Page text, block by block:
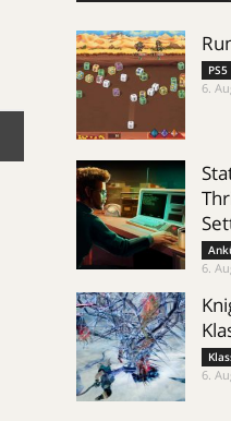
PS5
6.
6.
6.